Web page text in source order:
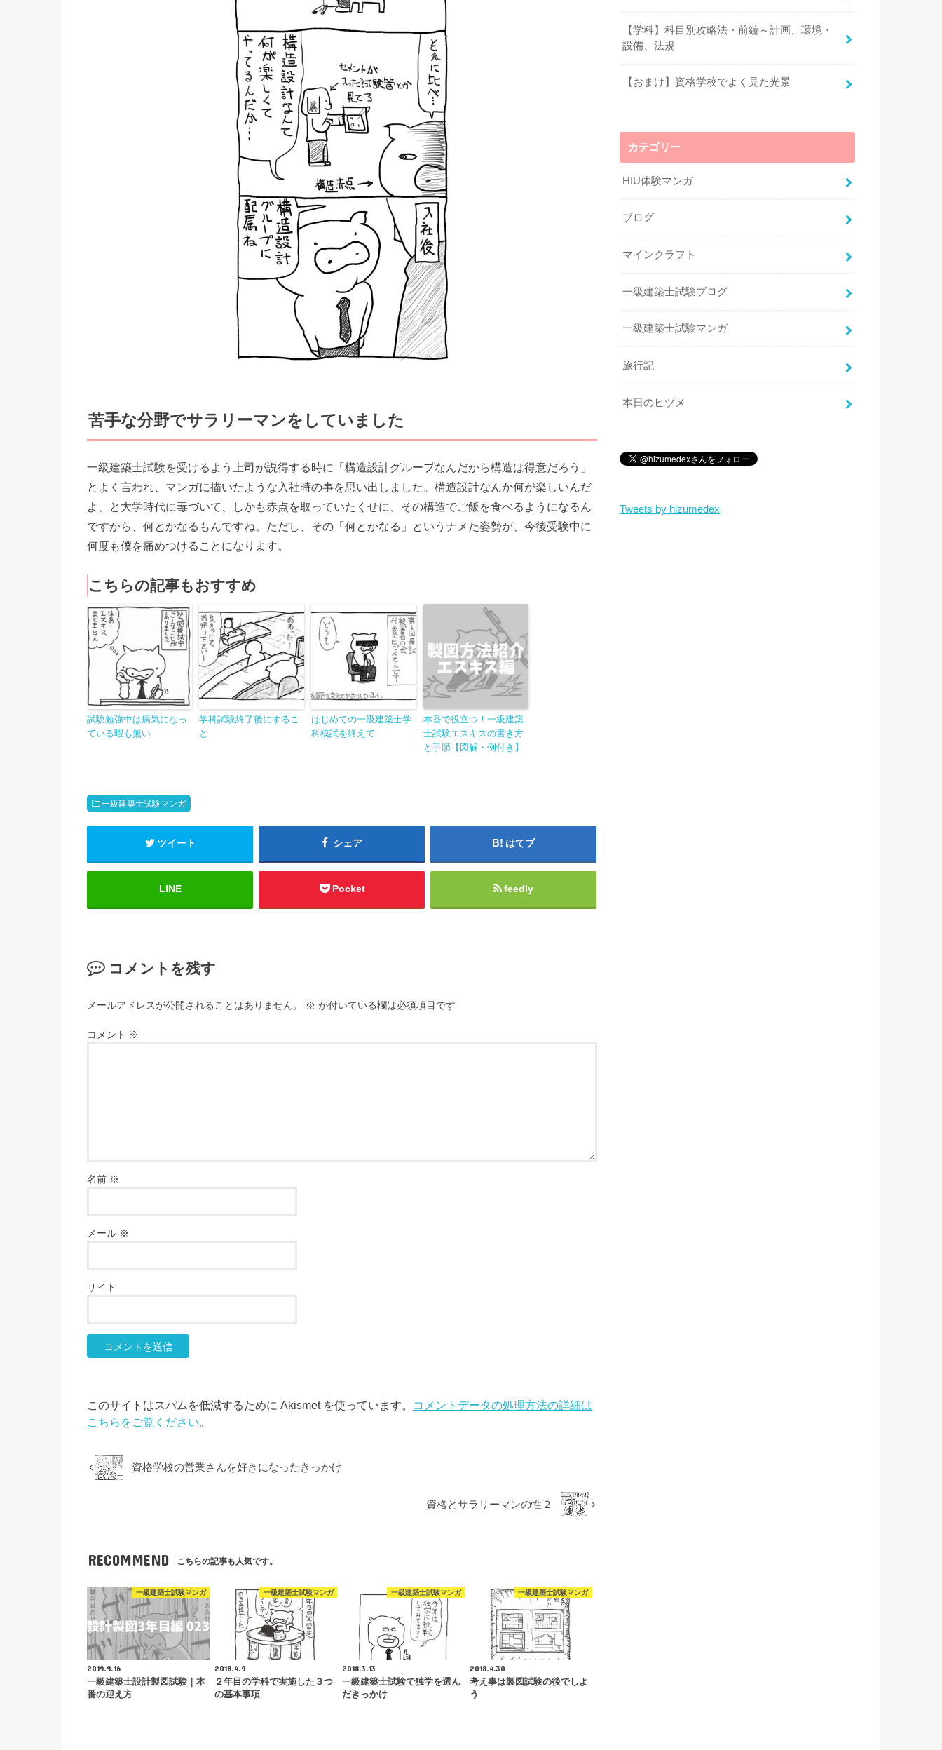
苦手な分野でサラリーマンをしていました
一級建築士試験を受けるよう上司が説得する時に「構造設計グループなんだから構造は得意だろう」
とよく言われ、マンガに描いたような入社時の事を思い出しました。構造設計なんか何が楽しいんだ
よ、と大学時代に毒づいて、しかも赤点を取っていたくせに、その構造でご飯を食べるようになるん
ですから、何とかなるもんですね。ただし、その「何とかなる」というナメた姿勢が、今後受験中に
何度も僕を痛めつけることになります。
こちらの記事もおすすめ
試験勉強中は病気になっ
ている暇も無い
学科試験終了後にするこ
と
はじめての一級建築士学
科模試を終えて
本番で役立つ！一級建築
士試験エスキスの書き方
と手順【図解・例付き】
一級建築士試験マンガ
ツイート シェア はてブ
LINE Pocket feedly
コメントを残す
メールアドレスが公開されることはありません。 ※ が付いている欄は必須項目です
コメント ※
名前 ※
メール ※
サイト
このサイトはスパムを低減するために Akismet を使っています。
コメントデータの処理方法の詳細は
こちらをご覧ください。
資格学校の営業さんを好きになったきっかけ
資格とサラリーマンの性２
RECOMMEND こちらの記事も人気です。
一級建築士試験マンガ
2019.9.16
一級建築士設計製図試験｜本
番の迎え方
一級建築士試験マンガ
2018.4.9
２年目の学科で実施した３つ
の基本事項
一級建築士試験マンガ
2018.3.13
一級建築士試験で独学を選ん
だきっかけ
一級建築士試験マンガ
2018.4.30
考え事は製図試験の後でしよ
う
【学科】科目別攻略法・前編～計画、環境・
設備、法規
【おまけ】資格学校でよく見た光景
カテゴリー
HIU体験マンガ
ブログ
マインクラフト
一級建築士試験ブログ
一級建築士試験マンガ
旅行記
本日のヒヅメ
Tweets by hizumedex